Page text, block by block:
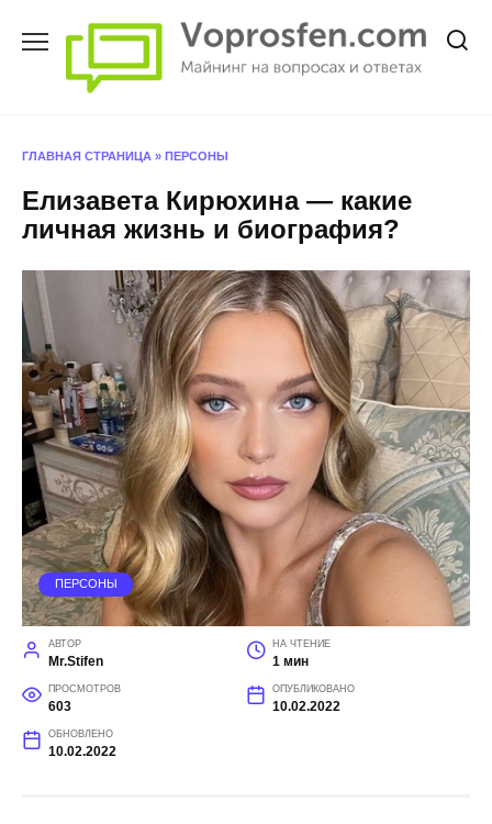
ГЛАВНАЯ СТРАНИЦА » ПЕРСОНЫ
Елизавета Кирюхина — какие
личная жизнь и биография?
ПЕРСОНЫ
АВТОР
Mr.Stifen
НА ЧТЕНИЕ
1 мин
ПРОСМОТРОВ
603
ОПУБЛИКОВАНО
10.02.2022
ОБНОВЛЕНО
10.02.2022